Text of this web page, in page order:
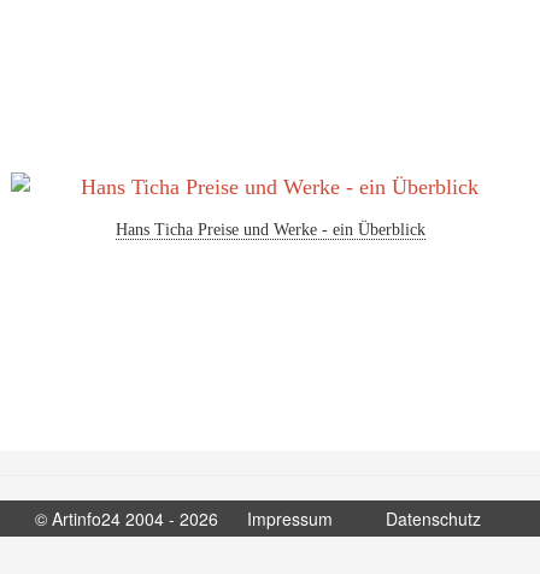
Hans Ticha Preise und Werke - ein Überblick
© Artinfo24 2004 - 2026 Impressum Datenschutz